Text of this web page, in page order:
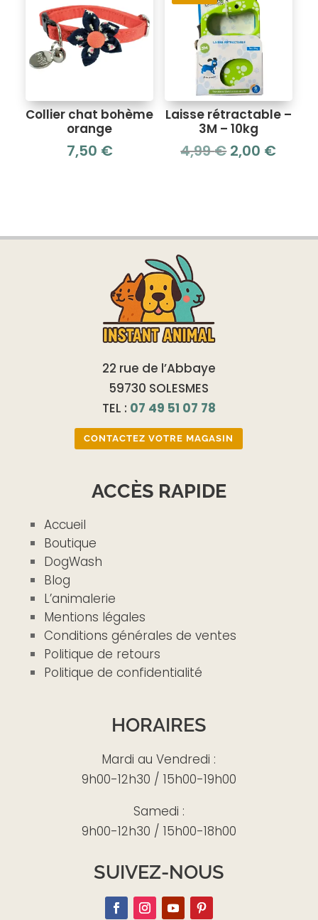
Collier chat bohème
orange
7,50 €
Laisse rétractable –
3M – 10kg
4,99€ Le
2,00 €Le
22 rue de l’Abbaye
59730 SOLESMES
TEL : 07 49 51 07 78
CONTACTEZ VOTRE MAGASIN
ACCÈS RAPIDE
Accueil
Boutique
DogWash
Blog
L’animalerie
Mentions légales
Conditions générales de ventes
Politique de retours
Politique de confidentialité
HORAIRES
Mardi au Vendredi :
9h00-12h30 / 15h00-19h00
Samedi :
9h00-12h30 / 15h00-18h00
SUIVEZ-NOUS